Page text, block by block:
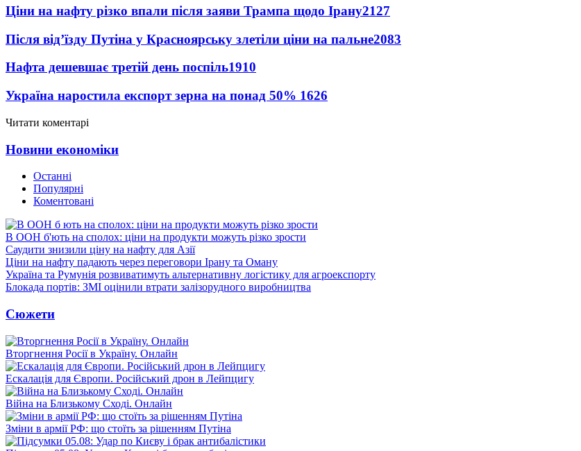
Ціни на нафту різко впали після заяви Трампа щодо Ірану2127
Після від’їзду Путіна у Красноярську злетіли ціни на пальне2083
Нафта дешевшає третій день поспіль1910
Україна наростила експорт зерна на понад 50% 1626
Читати коментарі
Новини економіки
Останні
Популярні
Коментовані
В ООН б'ють на сполох: ціни на продукти можуть різко зрости
Саудити знизили ціну на нафту для Азії
Ціни на нафту падають через переговори Ірану та Оману
Україна та Румунія розвиватимуть альтернативну логістику для агроекспорту
Блокада портів: ЗМІ оцінили втрати залізорудного виробництва
Сюжети
Вторгнення Росії в Україну. Онлайн
Ескалація для Європи. Російський дрон в Лейпцигу
Війна на Близькому Сході. Онлайн
Зміни в армії РФ: що стоїть за рішенням Путіна